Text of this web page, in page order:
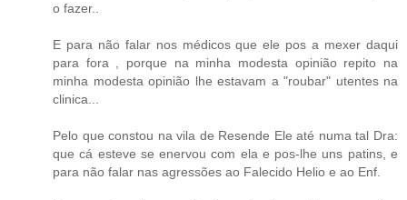
o fazer..
E para não falar nos médicos que ele pos a mexer daqui
para fora , porque na minha modesta opinião repito na
minha modesta opinião lhe estavam a "roubar" utentes na
clinica...
Pelo que constou na vila de Resende Ele até numa tal Dra:
que cá esteve se enervou com ela e pos-lhe uns patins, e
para não falar nas agressões ao Falecido Helio e ao Enf.